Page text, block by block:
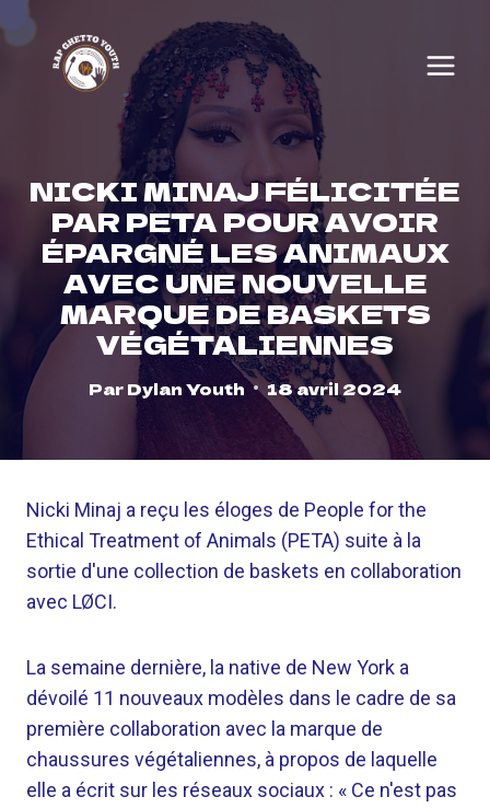
Skip
to
content
NICKI MINAJ FÉLICITÉE
PAR PETA POUR AVOIR
ÉPARGNÉ LES ANIMAUX
AVEC UNE NOUVELLE
MARQUE DE BASKETS
VÉGÉTALIENNES
ParDylan Youth 18 avril 2024
Nicki Minaj a reçu les éloges de People for the
Ethical Treatment of Animals (PETA) suite à la
sortie d'une collection de baskets en collaboration
avec LØCI.
La semaine dernière, la native de New York a
dévoilé 11 nouveaux modèles dans le cadre de sa
première collaboration avec la marque de
chaussures végétaliennes, à propos de laquelle
elle a écrit sur les réseaux sociaux : « Ce n'est pas